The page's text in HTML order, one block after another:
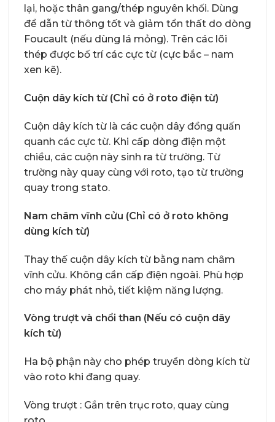
lại, hoặc thân gang/thép nguyên khối. Dùng
để dẫn từ thông tốt và giảm tổn thất do dòng
Foucault (nếu dùng lá mỏng). Trên các lõi
thép được bố trí các cực từ (cực bắc – nam
xen kẽ).
Cuộn dây kích từ (Chỉ có ở roto điện từ)
Cuộn dây kích từ là các cuộn dây đồng quấn
quanh các cực từ. Khi cấp dòng điện một
chiều, các cuộn này sinh ra từ trường. Từ
trường này quay cùng với roto, tạo từ trường
quay trong stato.
Nam châm vĩnh cửu (Chỉ có ở roto không
dùng kích từ)
Thay thế cuộn dây kích từ bằng nam châm
vĩnh cửu. Không cần cấp điện ngoài. Phù hợp
cho máy phát nhỏ, tiết kiệm năng lượng.
Vòng trượt và chổi than (Nếu có cuộn dây
kích từ)
Ha bộ phận này cho phép truyền dòng kích từ
vào roto khi đang quay.
Vòng trượt : Gắn trên trục roto, quay cùng